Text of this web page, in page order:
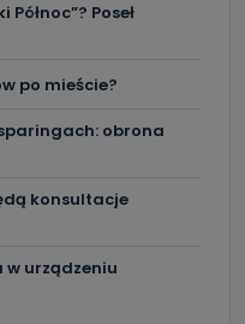
z
danych osobowych,
Wielkopolski (63-
danych osobowych
ich kopii, a także
prawo wniesienia
osobowe będą
Poseł
po mieście?
obrona
konsultacje
w urządzeniu